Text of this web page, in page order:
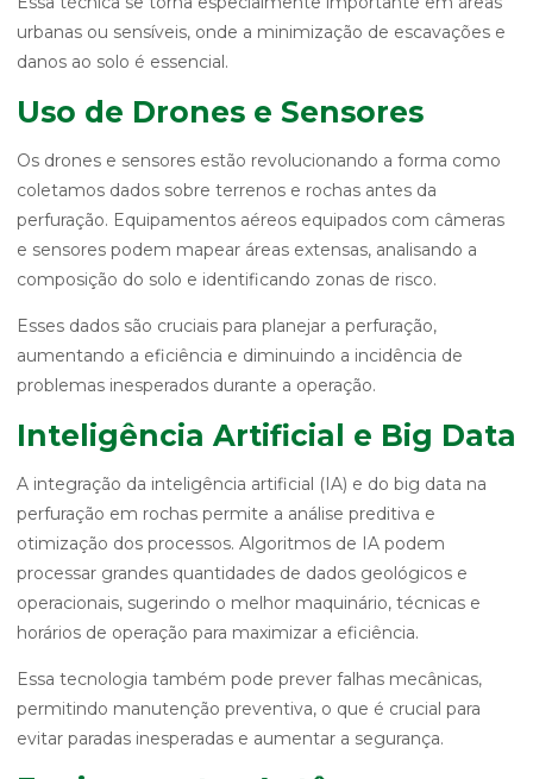
urbanas ou sensíveis, onde a minimização de escavações e
danos ao solo é essencial.
Uso de Drones e Sensores
Os drones e sensores estão revolucionando a forma como
coletamos dados sobre terrenos e rochas antes da
perfuração. Equipamentos aéreos equipados com câmeras
e sensores podem mapear áreas extensas, analisando a
composição do solo e identificando zonas de risco.
Esses dados são cruciais para planejar a perfuração,
aumentando a eficiência e diminuindo a incidência de
problemas inesperados durante a operação.
Inteligência Artificial e Big Data
A integração da inteligência artificial (IA) e do big data na
perfuração em rochas permite a análise preditiva e
otimização dos processos. Algoritmos de IA podem
processar grandes quantidades de dados geológicos e
operacionais, sugerindo o melhor maquinário, técnicas e
horários de operação para maximizar a eficiência.
Essa tecnologia também pode prever falhas mecânicas,
permitindo manutenção preventiva, o que é crucial para
evitar paradas inesperadas e aumentar a segurança.